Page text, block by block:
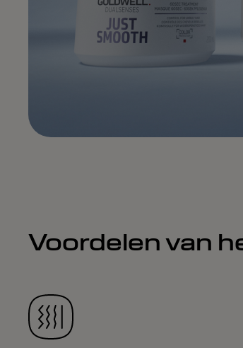
Voordelen van